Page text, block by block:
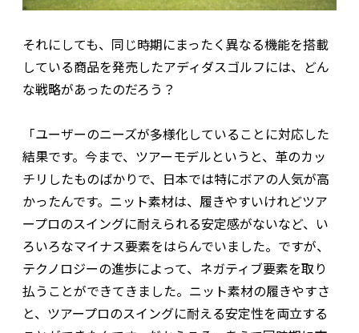
それにしても、同じ時期にまったく異なる機能を搭載
している商品を発売したアディダスゴルフには、どん
な戦略があったのだろう？
「ユーザーのニーズが多様化していることに対応した
結果です。今まで、ツアーモデルというと、革のカッ
チリしたものばかりで、日本では特にボアの人気が高
かったんです。ニット素材は、履きやすいけれどツア
ープロのスイングに耐えられる安定感がないなど、い
ろいろなマイナス要素をはらんでいました。ですが、
テクノロジーの進歩によって、ネガティブ要素を取り
払うことができてきました。ニット素材の履きやすさ
と、ツアープロのスイングに耐える安定性を両立する